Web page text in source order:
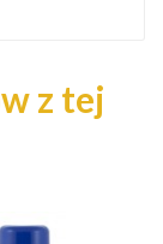
z tej